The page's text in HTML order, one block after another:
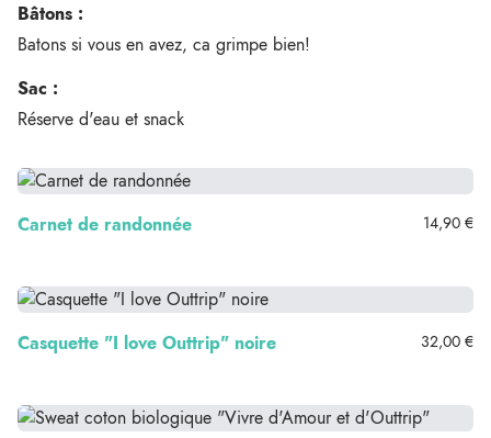
Bâtons :
Batons si vous en avez, ca grimpe bien!
Sac :
Réserve d'eau et snack
Carnet de randonnée 14,90 €
Casquette "I love Outtrip" noire 32,00 €